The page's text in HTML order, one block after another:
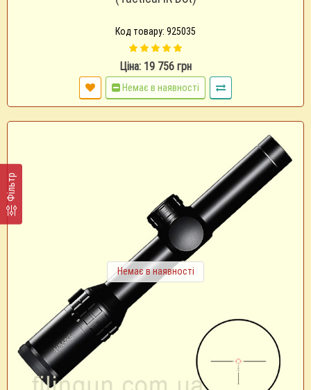
Фільтр
Код товару: 925035
Ціна: 19 756 грн
Немає в наявності
Немає в наявності